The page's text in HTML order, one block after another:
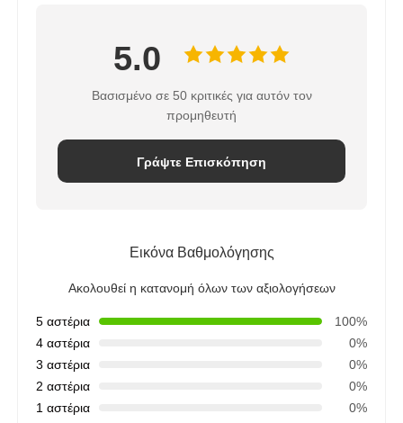
5.0
Βασισμένο σε 50 κριτικές για αυτόν τον
προμηθευτή
Γράψτε Επισκόπηση
Εικόνα Βαθμολόγησης
Ακολουθεί η κατανομή όλων των αξιολογήσεων
5 αστέρια
100%
4 αστέρια
0%
3 αστέρια
0%
2 αστέρια
0%
1 αστέρια
0%